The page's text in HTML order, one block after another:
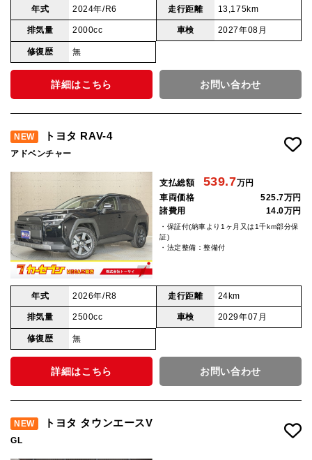
年式 2024年/R6 走行距離 13,175km
排気量 2000cc 車検 2027年08月
修復歴 無
詳細はこちら お問い合わせ
NEW トヨタ RAV-4
アドベンチャー
支払総額 539.7万円
車両価格
525.7万円
諸費用
14.0万円
・保証付(納車より1ヶ月又は1千km部分保
証)
・法定整備：整備付
年式 2026年/R8 走行距離 24km
排気量 2500cc 車検 2029年07月
修復歴 無
詳細はこちら お問い合わせ
NEW トヨタ タウンエースV
GL